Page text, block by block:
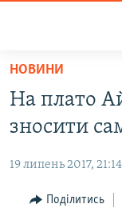
Перейти
основного
матеріалу
до
навігації
ПОЛІТИКА
БЛОГИ
НОВИНИ
На плато
зносити
19 липень 2017, 21:14
Поділитись